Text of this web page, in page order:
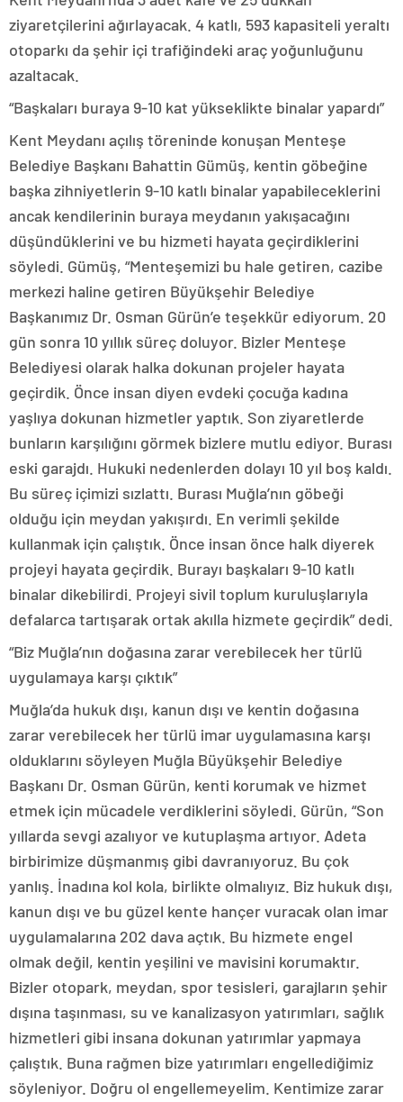
ziyaretçilerini ağırlayacak. 4 katlı, 593 kapasiteli yeraltı
otoparkı da şehir içi trafiğindeki araç yoğunluğunu
azaltacak.
“Başkaları buraya 9-10 kat yükseklikte binalar yapardı”
Kent Meydanı açılış töreninde konuşan Menteşe
Belediye Başkanı Bahattin Gümüş, kentin göbeğine
başka zihniyetlerin 9-10 katlı binalar yapabileceklerini
ancak kendilerinin buraya meydanın yakışacağını
düşündüklerini ve bu hizmeti hayata geçirdiklerini
söyledi. Gümüş, “Menteşemizi bu hale getiren, cazibe
merkezi haline getiren Büyükşehir Belediye
Başkanımız Dr. Osman Gürün’e teşekkür ediyorum. 20
gün sonra 10 yıllık süreç doluyor. Bizler Menteşe
Belediyesi olarak halka dokunan projeler hayata
geçirdik. Önce insan diyen evdeki çocuğa kadına
yaşlıya dokunan hizmetler yaptık. Son ziyaretlerde
bunların karşılığını görmek bizlere mutlu ediyor. Burası
eski garajdı. Hukuki nedenlerden dolayı 10 yıl boş kaldı.
Bu süreç içimizi sızlattı. Burası Muğla’nın göbeği
olduğu için meydan yakışırdı. En verimli şekilde
kullanmak için çalıştık. Önce insan önce halk diyerek
projeyi hayata geçirdik. Burayı başkaları 9-10 katlı
binalar dikebilirdi. Projeyi sivil toplum kuruluşlarıyla
defalarca tartışarak ortak akılla hizmete geçirdik” dedi.
“Biz Muğla’nın doğasına zarar verebilecek her türlü
uygulamaya karşı çıktık”
Muğla’da hukuk dışı, kanun dışı ve kentin doğasına
zarar verebilecek her türlü imar uygulamasına karşı
olduklarını söyleyen Muğla Büyükşehir Belediye
Başkanı Dr. Osman Gürün, kenti korumak ve hizmet
etmek için mücadele verdiklerini söyledi. Gürün, “Son
yıllarda sevgi azalıyor ve kutuplaşma artıyor. Adeta
birbirimize düşmanmış gibi davranıyoruz. Bu çok
yanlış. İnadına kol kola, birlikte olmalıyız. Biz hukuk dışı,
kanun dışı ve bu güzel kente hançer vuracak olan imar
uygulamalarına 202 dava açtık. Bu hizmete engel
olmak değil, kentin yeşilini ve mavisini korumaktır.
Bizler otopark, meydan, spor tesisleri, garajların şehir
dışına taşınması, su ve kanalizasyon yatırımları, sağlık
hizmetleri gibi insana dokunan yatırımlar yapmaya
çalıştık. Buna rağmen bize yatırımları engellediğimiz
söyleniyor. Doğru ol engellemeyelim. Kentimize zarar